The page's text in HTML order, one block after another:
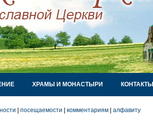
ХРАМЫ И МОНАСТЫРИ
КОНТАКТЫ
посещаемости комментариям алфавиту